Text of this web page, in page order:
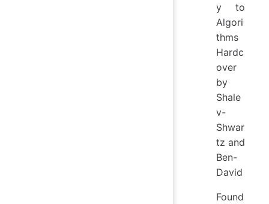
y to
Algori
thms
Hardc
over
by
Shale
v-
Shwar
tz and
Ben-
David
Found